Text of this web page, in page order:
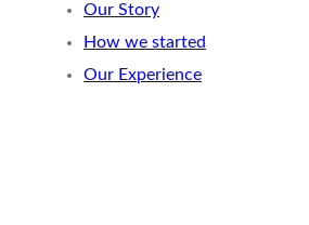
Our Story
How we started
Our Experience